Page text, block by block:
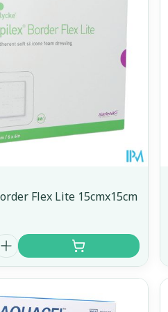
Insectenwerende
Flex Lite 15cmx15cm